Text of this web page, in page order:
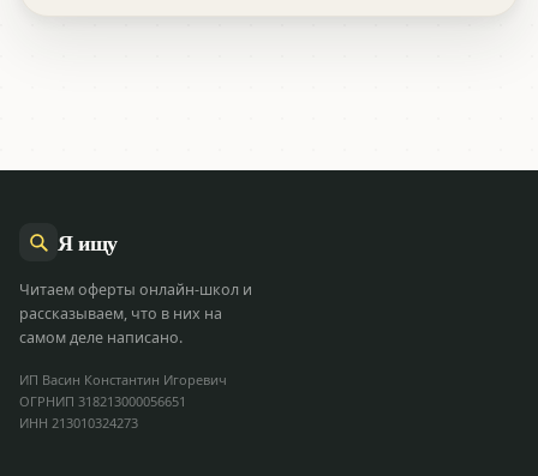
Яищу
Читаем оферты онлайн-школ и
рассказываем, что в них на
самом деле написано.
ИП Васин Константин Игоревич
ОГРНИП 318213000056651
ИНН 213010324273